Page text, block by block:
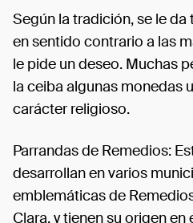
Según la tradición, se le da
en sentido contrario a las
le pide un deseo. Muchas
la ceiba algunas monedas
carácter religioso.
Parrandas de Remedios:
desarrollan en varios
emblemáticas de
Clara, y tienen su origen